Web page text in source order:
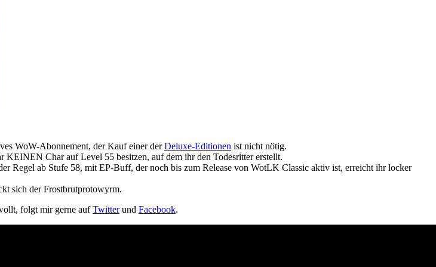
WoW-Abonnement, der Kauf einer derDeluxe-Editionen ist nicht nötig.
KEINEN Char auf Level 55 besitzen, auf dem ihr den Todesritter erstellt.
Regel ab Stufe 58, mit EP-Buff, der noch bis zum Release von WotLK Classic aktiv ist, erreicht ihr locker
sich der Frostbrutprotowyrm.
folgt mir gerne aufTwitterund Facebook.